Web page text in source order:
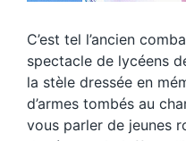
C’est tel l’ancien
spectacle de lycéens
la stèle dressée en
d’armes tombés au
vous parler de jeunes